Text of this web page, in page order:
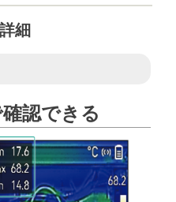
細
認できる